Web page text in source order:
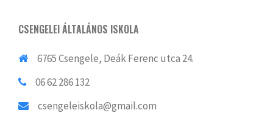
CSENGELEI ÁLTALÁNOS ISKOLA
6765 Csengele, Deák Ferenc utca 24.
06 62 286 132
csengeleiskola@gmail.com